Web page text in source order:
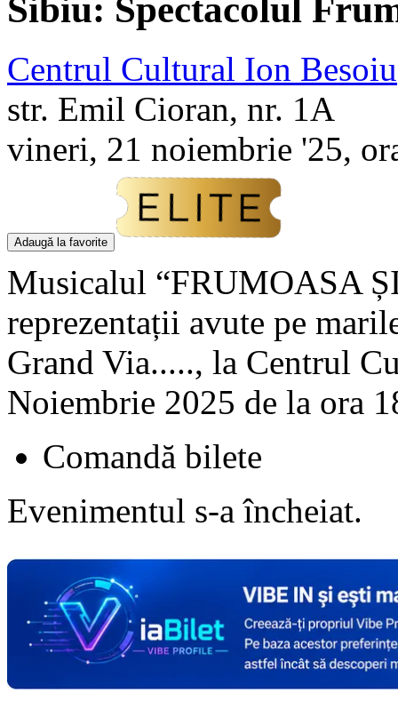
Sibiu: Spectacolul
Centrul Cultural Ion Besoiu
str. Emil Cioran, nr. 1A
vineri, 21 noiembrie '25,
Adaugă la favorite
Musicalul “FRUMOASA
reprezentații avute pe
Grand Via....., la Centrul
Noiembrie 2025 de la ora
Comandă bilete
Evenimentul s-a încheiat.